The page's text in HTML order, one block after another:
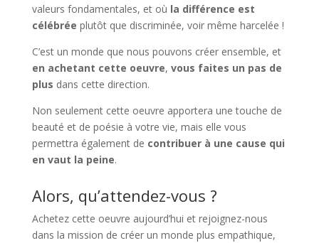
valeurs fondamentales, et où la différence est
célébrée plutôt que discriminée, voir même harcelée !
C’est un monde que nous pouvons créer ensemble, et
en achetant cette oeuvre, vous faites un pas de
plus dans cette direction.
Non seulement cette oeuvre apportera une touche de
beauté et de poésie à votre vie, mais elle vous
permettra également de contribuer à une cause qui
en vaut la peine.
Alors, qu’attendez-vous ?
Achetez cette oeuvre aujourd’hui et rejoignez-nous
dans la mission de créer un monde plus empathique,